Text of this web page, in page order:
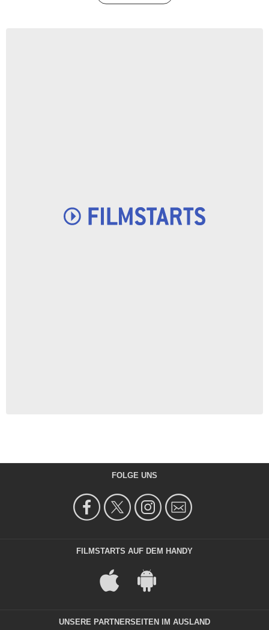
FOLGE UNS
FILMSTARTS AUF DEM HANDY
UNSERE PARTNERSEITEN IM AUSLAND